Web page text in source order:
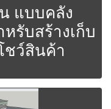
แบบคลัง
รับสร้างเก็บ
ชว์สินค้า